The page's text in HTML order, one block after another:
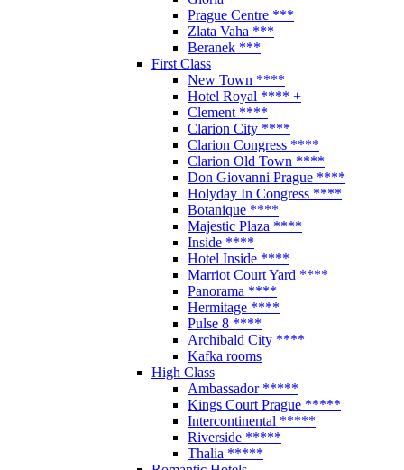
Prague Centre ***
Zlata Vaha ***
Beranek ***
First Class
New Town ****
Hotel Royal **** +
Clement ****
Clarion City ****
Clarion Congress ****
Clarion Old Town ****
Don Giovanni Prague ****
Holyday In Congress ****
Botanique ****
Majestic Plaza ****
Inside ****
Hotel Inside ****
Marriot Court Yard ****
Panorama ****
Hermitage ****
Pulse 8 ****
Archibald City ****
Kafka rooms
High Class
Ambassador *****
Kings Court Prague *****
Intercontinental *****
Riverside *****
Thalia *****